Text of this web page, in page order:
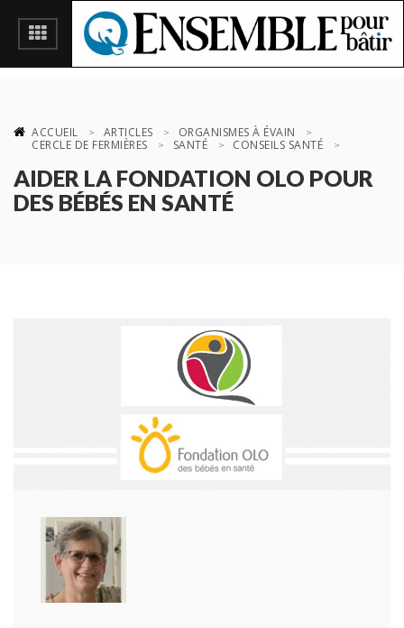
ACCUEIL ARTICLES
ORGANISMES À ÉVAIN
CERCLE DE FERMIÈRES
SANTÉ CONSEILS SANTÉ
AIDER LA FONDATION OLO POUR
DES BÉBÉS EN SANTÉ